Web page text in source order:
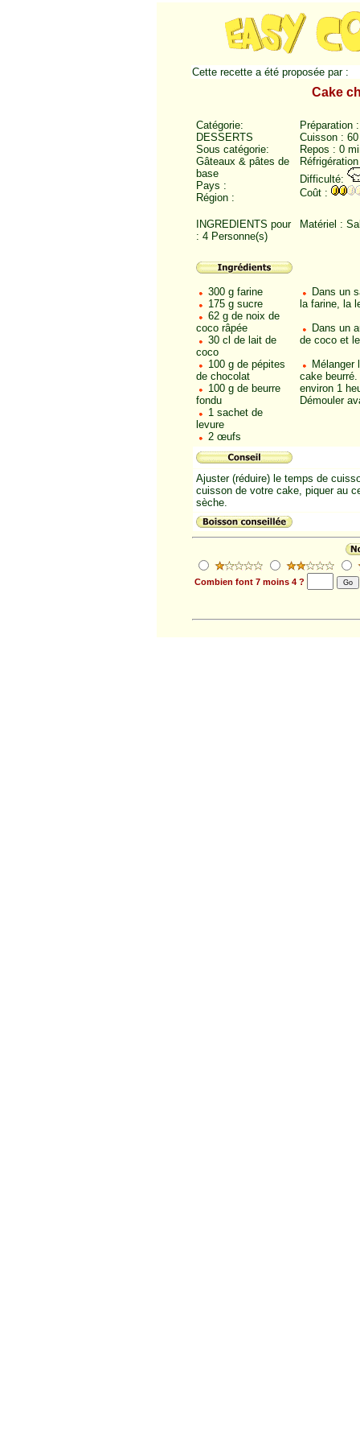
Cette recette a été proposée par :
Cake
Catégorie:
DESSERTS
Sous catégorie:
Gâteaux & pâtes de
base
Pays :
Région :
Préparation
Cuisson :
Repos : 0
Difficulté:
Coût :
INGREDIENTS pour
: 4 Personne(s)
Matériel :
300 g farine
175 g sucre
62 g de noix de
coco râpée
30 cl de lait de
coco
100 g de pépites
de chocolat
100 g de beurre
fondu
1 sachet de
levure
2 œufs
Dans un
la farine, la
Dans un
de coco et
Mélanger
cake
environ 1
Démouler
Ajuster (réduire) le temps de
cuisson de votre cake, piquer au
sèche.
Combien font 7 moins 4 ?